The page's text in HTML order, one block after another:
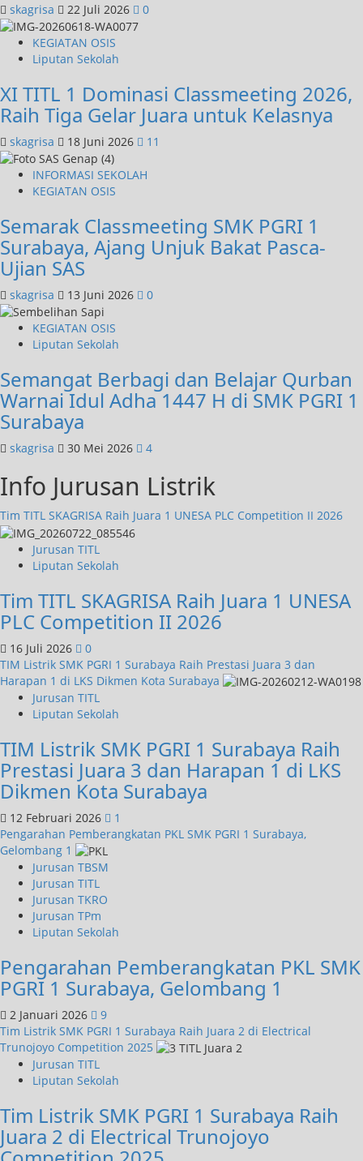
skagrisa 22 Juli 2026 0
KEGIATAN OSIS
Liputan Sekolah
XI TITL 1 Dominasi Classmeeting 2026,
Raih Tiga Gelar Juara untuk Kelasnya
skagrisa 18 Juni 2026 11
INFORMASI SEKOLAH
KEGIATAN OSIS
Semarak Classmeeting SMK PGRI 1
Surabaya, Ajang Unjuk Bakat Pasca-
Ujian SAS
skagrisa 13 Juni 2026 0
KEGIATAN OSIS
Liputan Sekolah
Semangat Berbagi dan Belajar Qurban
Warnai Idul Adha 1447 H di SMK PGRI 1
Surabaya
skagrisa 30 Mei 2026 4
Info Jurusan Listrik
Tim TITL SKAGRISA Raih Juara 1 UNESA PLC Competition II 2026
Jurusan TITL
Liputan Sekolah
Tim TITL SKAGRISA Raih Juara 1 UNESA
PLC Competition II 2026
16 Juli 2026
0
TIM Listrik SMK PGRI 1 Surabaya Raih Prestasi Juara 3 dan
Harapan 1 di LKS Dikmen Kota Surabaya
Jurusan TITL
Liputan Sekolah
TIM Listrik SMK PGRI 1 Surabaya Raih
Prestasi Juara 3 dan Harapan 1 di LKS
Dikmen Kota Surabaya
12 Februari 2026
1
Pengarahan Pemberangkatan PKL SMK PGRI 1 Surabaya,
Gelombang 1
Jurusan TBSM
Jurusan TITL
Jurusan TKRO
Jurusan TPm
Liputan Sekolah
Pengarahan Pemberangkatan PKL SMK
PGRI 1 Surabaya, Gelombang 1
2 Januari 2026
9
Tim Listrik SMK PGRI 1 Surabaya Raih Juara 2 di Electrical
Trunojoyo Competition 2025
Jurusan TITL
Liputan Sekolah
Tim Listrik SMK PGRI 1 Surabaya Raih
Juara 2 di Electrical Trunojoyo